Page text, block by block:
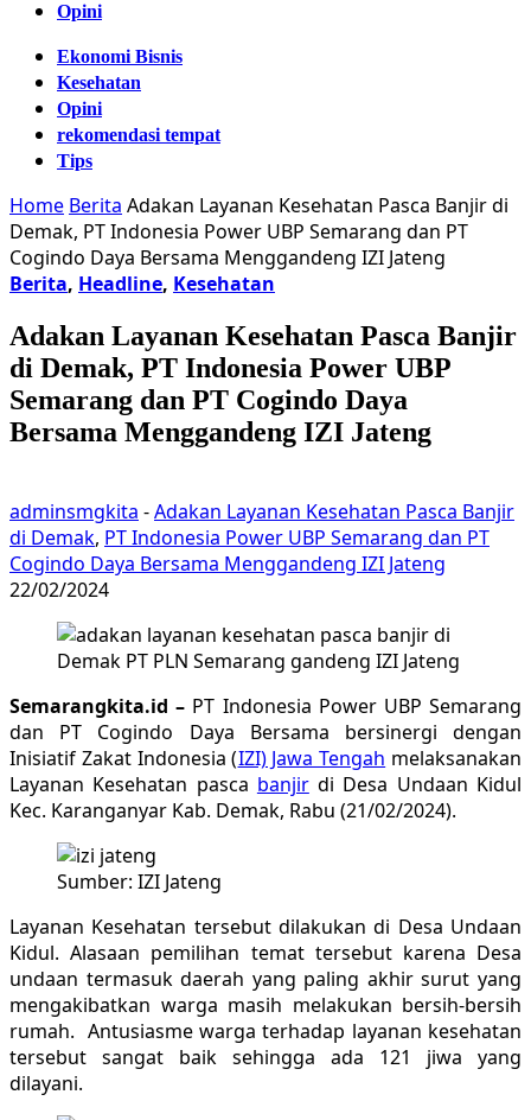
Opini
Ekonomi Bisnis
Kesehatan
Opini
rekomendasi tempat
Tips
Home Berita Adakan Layanan Kesehatan Pasca Banjir di
Demak, PT Indonesia Power UBP Semarang dan PT
Cogindo Daya Bersama Menggandeng IZI Jateng
Berita, Headline, Kesehatan
Adakan Layanan Kesehatan Pasca Banjir
di Demak, PT Indonesia Power UBP
Semarang dan PT Cogindo Daya
Bersama Menggandeng IZI Jateng
adminsmgkita -Adakan Layanan Kesehatan Pasca Banjir
di Demak, PT Indonesia Power UBP Semarang dan PT
Cogindo Daya Bersama Menggandeng IZI Jateng
22/02/2024
Semarangkita.id – PT Indonesia Power UBP Semarang
dan PT Cogindo Daya Bersama bersinergi dengan
Inisiatif Zakat Indonesia (IZI) Jawa Tengah melaksanakan
Layanan Kesehatan pasca banjirdi Desa Undaan Kidul
Kec. Karanganyar Kab. Demak, Rabu (21/02/2024).
Sumber: IZI Jateng
Layanan Kesehatan tersebut dilakukan di Desa Undaan
Kidul. Alasaan pemilihan temat tersebut karena Desa
undaan termasuk daerah yang paling akhir surut yang
mengakibatkan warga masih melakukan bersih-bersih
rumah. Antusiasme warga terhadap layanan kesehatan
tersebut sangat baik sehingga ada 121 jiwa yang
dilayani.